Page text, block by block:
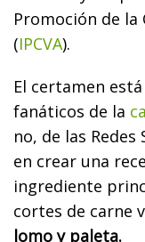
Promoción de la
(IPCVA).
El certamen
fanáticos de la
no, de las
en crear una
ingrediente
cortes de carne
lomo y paleta.